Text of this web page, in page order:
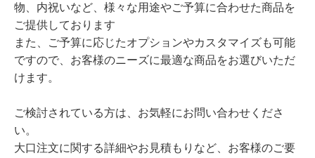
物、内祝いなど、様々な用途やご予算に合わせた商品を
ご提供しております
また、ご予算に応じたオプションやカスタマイズも可能
ですので、お客様のニーズに最適な商品をお選びいただ
けます。
ご検討されている方は、お気軽にお問い合わせくださ
い。
大口注文に関する詳細やお見積もりなど、お客様のご要